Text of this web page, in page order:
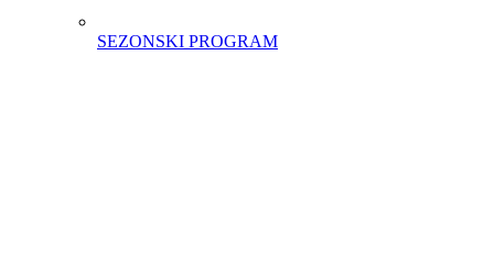
SEZONSKI PROGRAM